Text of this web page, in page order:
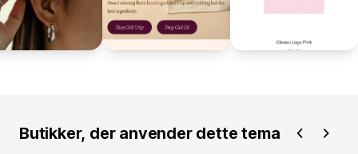
Butikker, der anvender dette tema